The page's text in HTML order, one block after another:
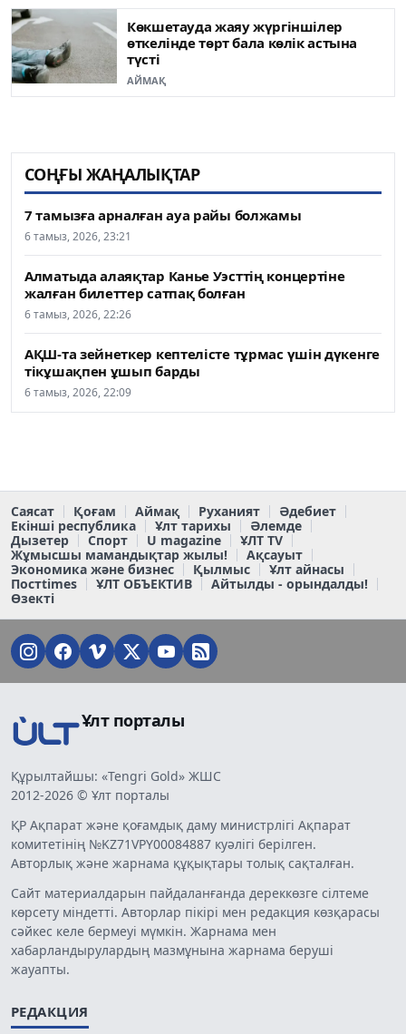
Көкшетауда жаяу жүргіншілер
өткелінде төрт бала көлік астына
түсті
АЙМАҚ
СОҢҒЫ ЖАҢАЛЫҚТАР
7 тамызға арналған ауа райы болжамы
6 тамыз, 2026, 23:21
Алматыда алаяқтар Канье Уэсттің концертіне
жалған билеттер сатпақ болған
6 тамыз, 2026, 22:26
АҚШ-та зейнеткер кептелісте тұрмас үшін дүкенге
тікұшақпен ұшып барды
6 тамыз, 2026, 22:09
Саясат Қоғам Аймақ Руханият
Әдебиет
Екінші республика
Ұлт тарихы
Әлемде
Дызетер
Спорт U magazine
ҰЛТ TV
Жұмысшы мамандықтар жылы!
Ақсауыт
Экономика және бизнес
Қылмыс
Ұлт айнасы
Постtimes
ҰЛТ ОБЪЕКТИВ
Айтылды - орындалды!
Өзекті
Ұлт порталы
Құрылтайшы: «Tengri Gold» ЖШС
2012-2026 © Ұлт порталы
ҚР Ақпарат және қоғамдық даму министрлігі Ақпарат
комитетінің №KZ71VPY00084887 куәлігі берілген.
Авторлық және жарнама құқықтары толық сақталған.
Сайт материалдарын пайдаланғанда дереккөзге сілтеме
көрсету міндетті. Авторлар пікірі мен редакция көзқарасы
сәйкес келе бермеуі мүмкін. Жарнама мен
хабарландырулардың мазмұнына жарнама беруші
жауапты.
РЕДАКЦИЯ